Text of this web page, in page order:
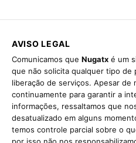
AVISO LEGAL
Comunicamos que Nugatx é um
que não solicita qualquer tipo de
liberação de serviços. Apesar
continuamente para garantir a
informações, ressaltamos que
desatualizado em alguns
temos controle parcial sobre o